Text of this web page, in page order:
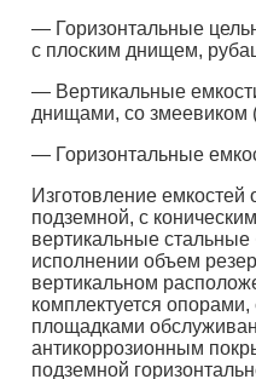
— Горизонтальные
с плоским днищем,
— Вертикальные
днищами, со змеевиком
— Горизонтальные
Изготовление емкостей
подземной, с
вертикальные
исполнении объем
вертикальном
комплектуется
площадками
антикоррозионным
подземной